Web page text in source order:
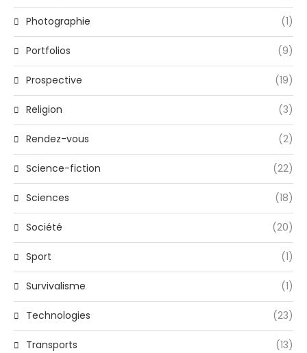
Photographie (1)
Portfolios (9)
Prospective (19)
Religion (3)
Rendez-vous (2)
Science-fiction (22)
Sciences (18)
Société (20)
Sport (1)
Survivalisme (1)
Technologies (23)
Transports (13)